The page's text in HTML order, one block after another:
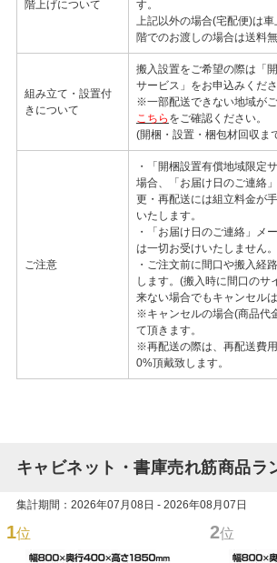
階上げについて
す。
上記以外の場合(宅配便)は
階でのお渡しの場合は送料
組み立て・設置付
きについて
搬入設置をご希望の際は「
サービス」をお申込みくださ
※一部配送できない地域が
こちら をご確認ください。
(開梱・設置・梱包材回収ま
ご注意
・「開梱設置有償地域限定
場合、「お届け日のご連絡
更・再配送には組立料金が
いたします。
・「お届け日のご連絡」メ
は一切お受けいたしません。
・ご注文前に間口や搬入経
します。(搬入時に間口のサ
来ない場合でもキャンセル
※キャンセルの場合(商品代
て頂きます。
※再配送の際は、再配送費
0%頂戴致します。
キャビネット・書庫売れ筋商品ラ
集計期間：2026年07月08日 - 2026年08月07日
1位 2位